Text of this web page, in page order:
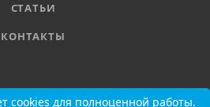
СТАТЬИ
КОНТАКТЫ
8 800 555-11-78
cookies для полноценной работы.
cookies для полноценной работы.